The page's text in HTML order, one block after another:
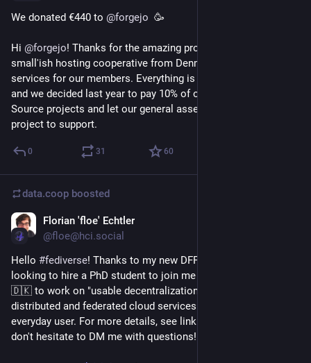
We donated €440 to @forgejo
  🥳
Hi @forgejo! Thanks for the amazing project! We are a
small'ish hosting cooperative from Denmark, and we provide
services for our members. Everything is built on Open Source,
and we decided last year to pay 10% of our revenue to Open
Source projects and let our general assembly decide which
project to support.
0 31 60
data.coop boosted
Florian 'floe' Echtler
@floe@hci.social
Hello #fediverse! Thanks to my new DFF grant, I'm now
looking to hire a PhD student to join me at AAU in Aalborg
🇩🇰 to work on "usable decentralization", i.e. on making
distributed and federated cloud services accessible to the
everyday user. For more details, see link below, and please
don't hesitate to DM me with questions!